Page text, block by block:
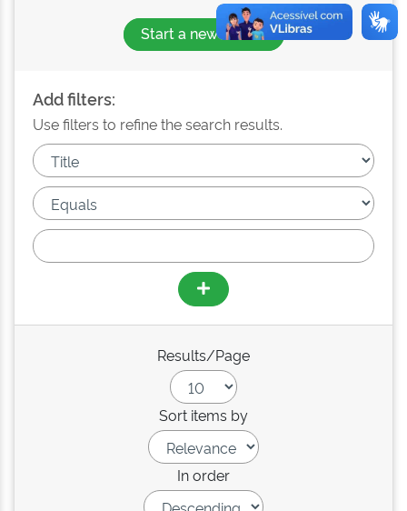
Start a new search
Add filters:
Use filters to refine the search results.
Results/Page
Sort items by
In order